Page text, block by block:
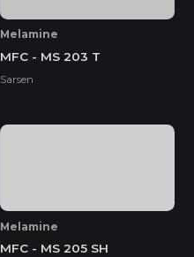
Melamine
MFC - MS 203 T
Sarsen
Melamine
MFC - MS 205 SH